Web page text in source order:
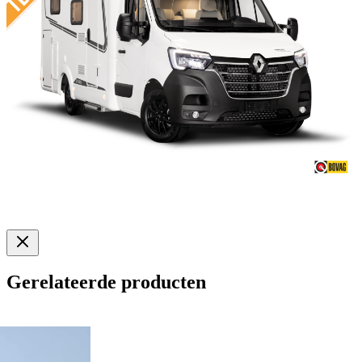
Gerelateerde producten